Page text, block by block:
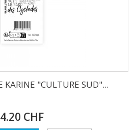
KARINE "CULTURE SUD"...
4.20 CHF